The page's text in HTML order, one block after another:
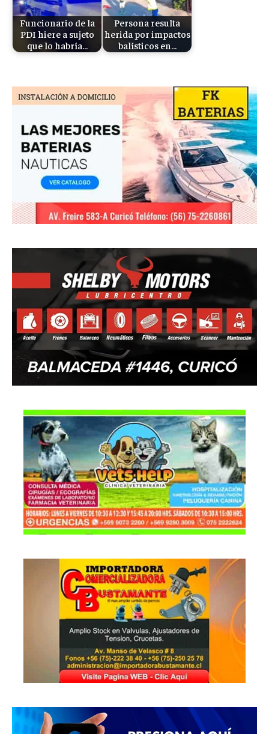
Funcionario de la
PDI hiere a sujeto
que lo habría…
Persona resulta
herida por impactos
balísticos en…